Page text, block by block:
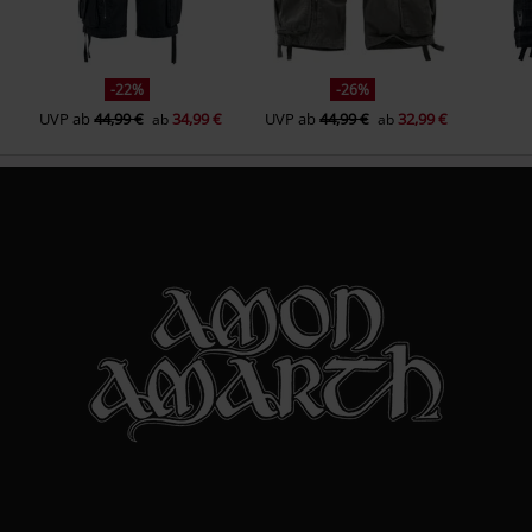
-22%
UVP ab44,99 € ab34,99 €
-26%
UVP ab44,99 € ab32,99 €